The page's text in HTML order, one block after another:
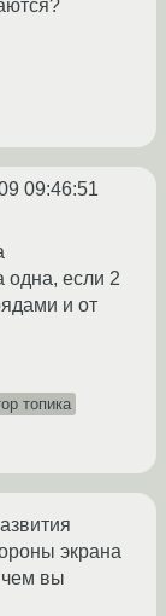
09:46:51
одна, если 2
и от
топика
экрана
чем вы